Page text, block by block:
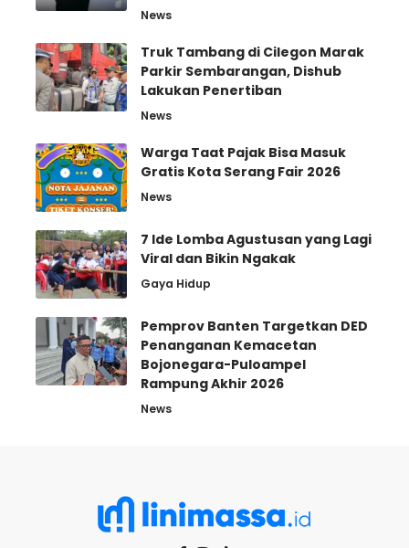
News
Truk Tambang di Cilegon Marak
Parkir Sembarangan, Dishub
Lakukan Penertiban
News
Warga Taat Pajak Bisa Masuk
Gratis Kota Serang Fair 2026
News
7 Ide Lomba Agustusan yang Lagi
Viral dan Bikin Ngakak
Gaya Hidup
Pemprov Banten Targetkan DED
Penanganan Kemacetan
Bojonegara-Puloampel
Rampung Akhir 2026
News